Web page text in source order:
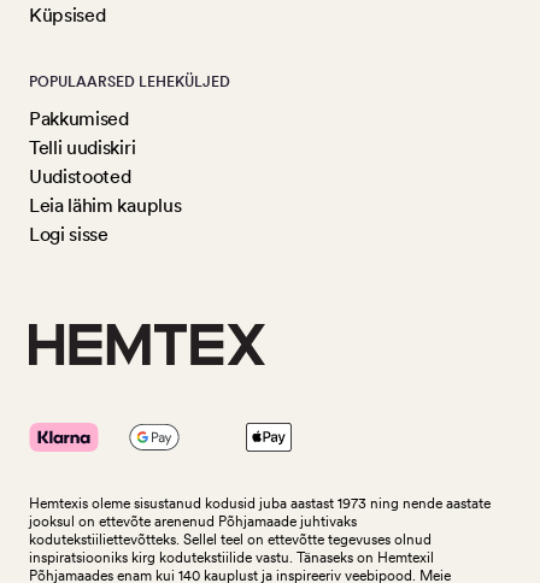
Küpsised
POPULAARSED LEHEKÜLJED
Pakkumised
Telli uudiskiri
Uudistooted
Leia lähim kauplus
Logi sisse
Hemtexis oleme sisustanud kodusid juba aastast 1973 ning nende aastate
jooksul on ettevõte arenenud Põhjamaade juhtivaks
kodutekstiiliettevõtteks. Sellel teel on ettevõtte tegevuses olnud
inspiratsiooniks kirg kodutekstiilide vastu. Tänaseks on Hemtexil
Põhjamaades enam kui 140 kauplust ja inspireeriv veebipood. Meie